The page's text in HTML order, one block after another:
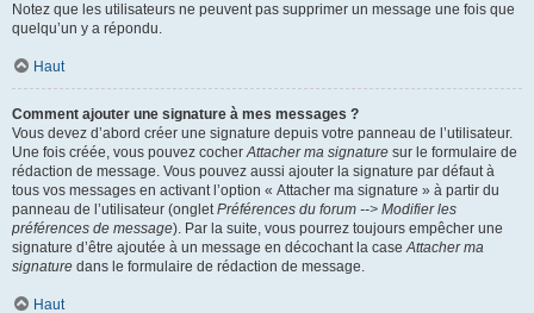
Notez que les utilisateurs ne peuvent pas supprimer un message une fois que
quelqu’un y a répondu.
Haut
Comment ajouter une signature à mes messages ?
Vous devez d’abord créer une signature depuis votre panneau de l’utilisateur.
Une fois créée, vous pouvez cocherAttacher ma signature sur le formulaire de
rédaction de message. Vous pouvez aussi ajouter la signature par défaut à
tous vos messages en activant l’option « Attacher ma signature » à partir du
panneau de l’utilisateur (ongletPréférences du forum --> Modifier les
préférences de message). Par la suite, vous pourrez toujours empêcher une
signature d’être ajoutée à un message en décochant la caseAttacher ma
signature dans le formulaire de rédaction de message.
Haut